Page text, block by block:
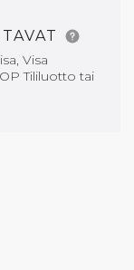
Visa
Tililuotto tai